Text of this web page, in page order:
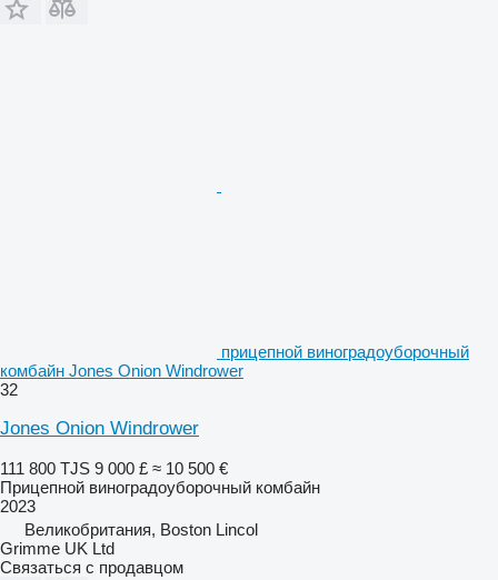
прицепной виноградоуборочный
комбайн Jones Onion Windrower
32
Jones Onion Windrower
111 800 TJS 9 000 £ ≈ 10 500 €
Прицепной виноградоуборочный комбайн
2023
Великобритания, Boston Lincol
Grimme UK Ltd
Связаться с продавцом